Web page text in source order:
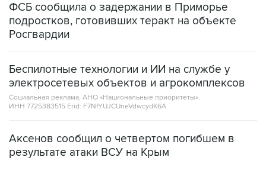
ФСБ сообщила о задержании в Приморье
подростков, готовивших теракт на объекте
Росгвардии
Беспилотные технологии и ИИ на службе у
электросетевых объектов и агрокомплексов
Социальная реклама, АНО «Национальные приоритеты».
ИНН 7725383515 Erid: F7NfYUJCUneVdwcydK6A
Аксенов сообщил о четвертом погибшем в
результате атаки ВСУ на Крым